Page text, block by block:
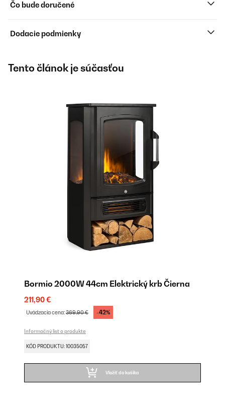
Čo bude doručené
Dodacie podmienky
Tento článok je súčasťou
Bormio 2000W 44cm Elektrický krb Čierna
211,90 €
Uvádzacia cena:369,90 € -42%
Informačný list o produkte
KÓD PRODUKTU: 10035057
Vložiť do košíka